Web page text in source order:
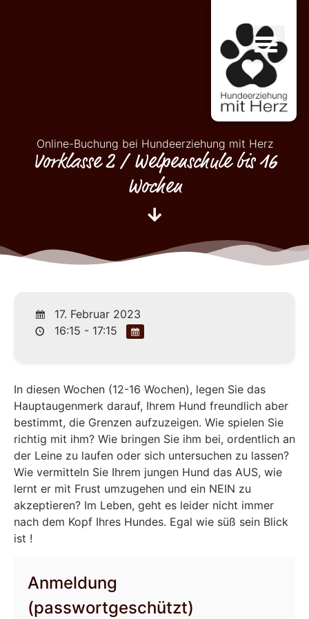
Online-Buchung bei Hundeerziehung mit Herz
Vorklasse 2 / Welpenschule bis 16
Wochen
17. Februar 2023
16:15 - 17:15
In diesen Wochen (12-16 Wochen), legen Sie das
Hauptaugenmerk darauf, Ihrem Hund freundlich aber
bestimmt, die Grenzen aufzuzeigen. Wie spielen Sie
richtig mit ihm? Wie bringen Sie ihm bei, ordentlich an
der Leine zu laufen oder sich untersuchen zu lassen?
Wie vermitteln Sie Ihrem jungen Hund das AUS, wie
lernt er mit Frust umzugehen und ein NEIN zu
akzeptieren? Im Leben, geht es leider nicht immer
nach dem Kopf Ihres Hundes. Egal wie süß sein Blick
ist !
Anmeldung
(passwortgeschützt)